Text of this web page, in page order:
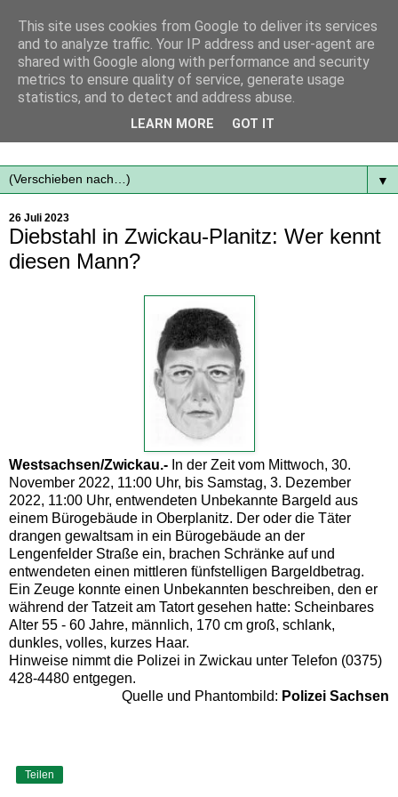
Mit frischen Themen aus der Region immer auf dem
▼
26 Juli 2023
Diebstahl in Zwickau-Planitz: Wer kennt
diesen Mann?
Westsachsen/Zwickau.- In der Zeit vom Mittwoch, 30.
November 2022, 11:00 Uhr, bis Samstag, 3. Dezember
2022, 11:00 Uhr, entwendeten Unbekannte Bargeld aus
einem Bürogebäude in Oberplanitz. Der oder die Täter
drangen gewaltsam in ein Bürogebäude an der
Lengenfelder Straße ein, brachen Schränke auf und
entwendeten einen mittleren fünfstelligen Bargeldbetrag.
Ein Zeuge konnte einen Unbekannten beschreiben, den er
während der Tatzeit am Tatort gesehen hatte: Scheinbares
Alter 55 - 60 Jahre, männlich, 170 cm groß, schlank,
dunkles, volles, kurzes Haar.
Hinweise nimmt die Polizei in Zwickau unter Telefon (0375)
428-4480 entgegen.
Quelle und Phantombild: Polizei Sachsen
Teilen
This site uses cookies from Google to deliver its services
and to analyze traffic. Your IP address and user-agent are
shared with Google along with performance and security
metrics to ensure quality of service, generate usage
statistics, and to detect and address abuse.
LEARN MORE GOT IT